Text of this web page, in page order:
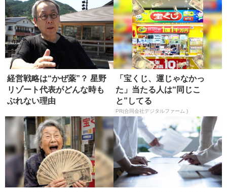
経営戦略は“かぜ薬”？ 星野
リゾート代表がどんな時も
ぶれない理由
「宝くじ、運じゃなかっ
た」当たる人は“同じこ
と”してる
PR(合同会社デジタルファーム )